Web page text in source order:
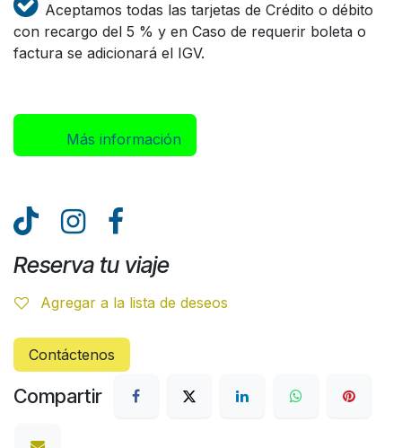
Aceptamos todas las tarjetas de Crédito o débito
con recargo del 5 % y en Caso de requerir boleta o
factura se adicionará el IGV.
Más inform​​​​ación
Reserva tu viaje
Agregar a la lista de deseos
Contáctenos
Compartir